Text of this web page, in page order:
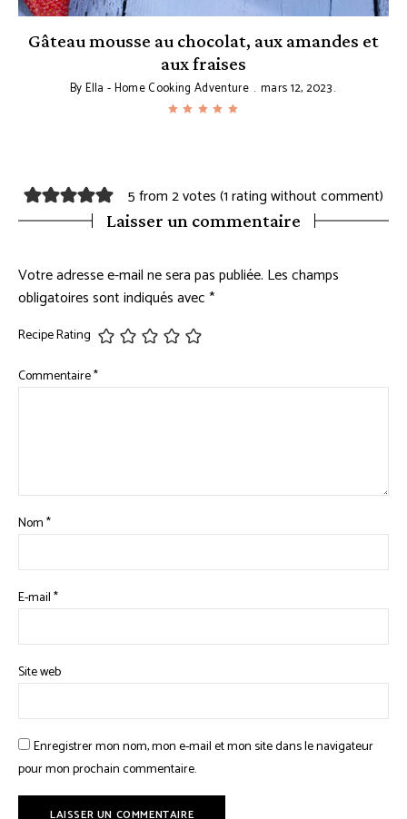
Gâteau mousse au chocolat, aux amandes et
aux fraises
ByElla - Home Cooking Adventure mars 12, 2023
5 from 2 votes (1 rating without comment)
Laisser un commentaire
Votre adresse e-mail ne sera pas publiée. Les champs
obligatoires sont indiqués avec*
Recipe Rating
Commentaire*
Nom*
E-mail*
Site web
Enregistrer mon nom, mon e-mail et mon site dans le navigateur
pour mon prochain commentaire.